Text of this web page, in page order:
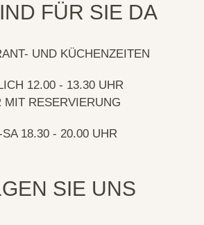
FÜR SIE DA
UND KÜCHENZEITEN
12.00 - 13.30 UHR
MIT RESERVIERUNG
SA 18.30 - 20.00 UHR
SIE UNS